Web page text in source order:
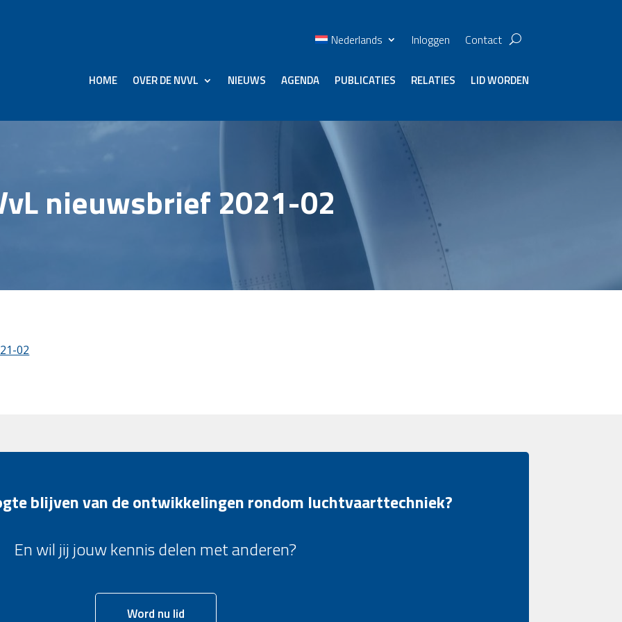
Nederlands Inloggen Contact
HOME OVER DE NVVL NIEUWS AGENDA PUBLICATIES RELATIES LID WORDEN
nieuwsbrief 2021-02
02
blijven van de ontwikkelingen rondom luchtvaarttechniek?
En wil jij jouw kennis delen met anderen?
Word nu lid